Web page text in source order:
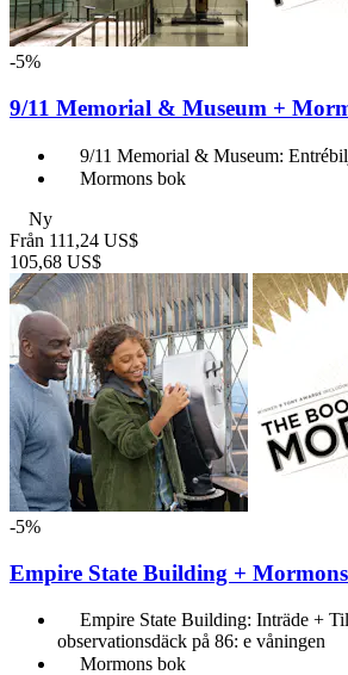
-5%
9/11 Memorial & Museum +
9/11 Memorial & Museum:
Mormons bok
Ny
Från 111,24 US$
105,68 US$
-5%
Empire State Building +
Empire State Building: Inträde +
observationsdäck på 86: e våningen
Mormons bok